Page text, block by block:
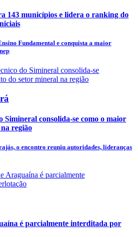
143 municípios e lidera o ranking do
Fundamental e conquista a maior
Simineral consolida-se como o maior
região
o encontro reuniu autoridades, lideranças
é parcialmente interditada por